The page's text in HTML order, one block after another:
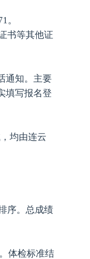
。
书等其他证
通知。 主要
填写报名登
均由连云
序。总成绩
体检标准结